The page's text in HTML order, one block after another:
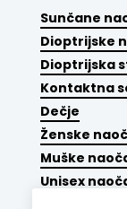
Sunčane
Dioptrijske
Dioptrijska
Kontaktna
Dečje
Ženske
Muške
Unisex